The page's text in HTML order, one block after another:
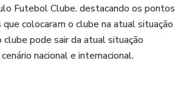
Futebol Clube. destacando os pontos
colocaram o clube na atual situação
pode sair da atual situação
nacional e internacional.